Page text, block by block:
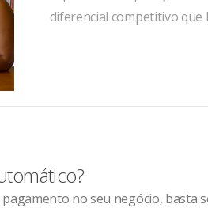
diferencial competitivo que
no seu negócio, basta